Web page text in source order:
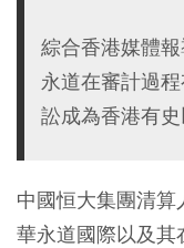
綜合香港媒體
永道在審計過
訟成為香港有史
中國恒大集團清
華永道國際以及其